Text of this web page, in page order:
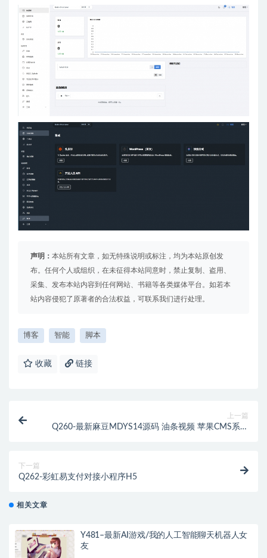
声明： 本站所有文章，如无特殊说明或标注，均为本站原创发
布。任何个人或组织，在未征得本站同意时，禁止复制、盗用、
采集、发布本站内容到任何网站、书籍等各类媒体平台。如若本
站内容侵犯了原著者的合法权益，可联系我们进行处理。
博客 智能 脚本
收藏 链接
上一篇
Q260-最新麻豆MDYS14源码 油条视频 苹果CMS系统
下一篇
Q262-彩虹易支付对接小程序H5
相关文章
Y481–最新AI游戏/我的人工智能聊天机器人女
友